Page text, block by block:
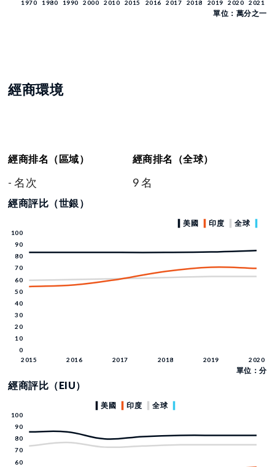
單位：萬分之一
經商環境
經商排名（區域）
- 名次
經商排名（全球）
9 名
經商評比（世銀）
單位：分
經商評比（EIU）